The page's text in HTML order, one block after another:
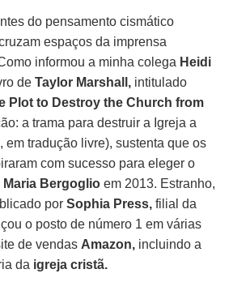
do pensamento cismático
espaços da imprensa
informou a minha colega Heidi
deTaylor Marshall, intitulado
Plot to Destroy the Church from
a trama para destruir a Igreja a
em tradução livre), sustenta que os
com sucesso para eleger o
Bergoglio em 2013. Estranho,
porSophia Press, filial da
o posto de número 1 em várias
de vendas Amazon, incluindo a
da igreja cristã.